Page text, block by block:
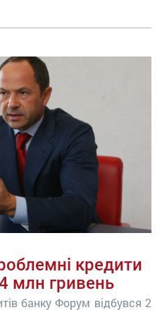
кредити
млн гривень
банку Форум відбувся 2